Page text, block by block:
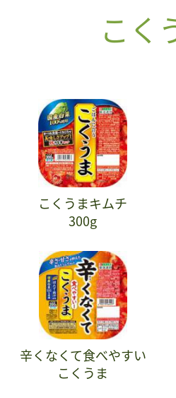
こく
こくうまキムチ
300g
辛くなくて食べやすい
こくうま